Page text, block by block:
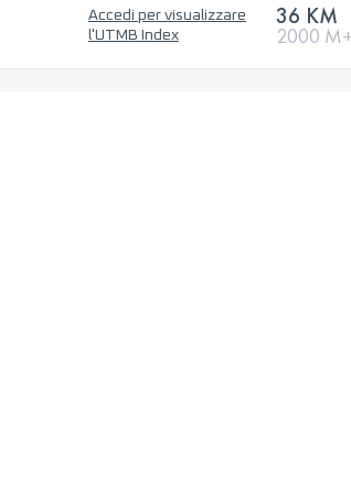
Accedi per visualizzare
l'UTMB Index
36 KM
2000 M+